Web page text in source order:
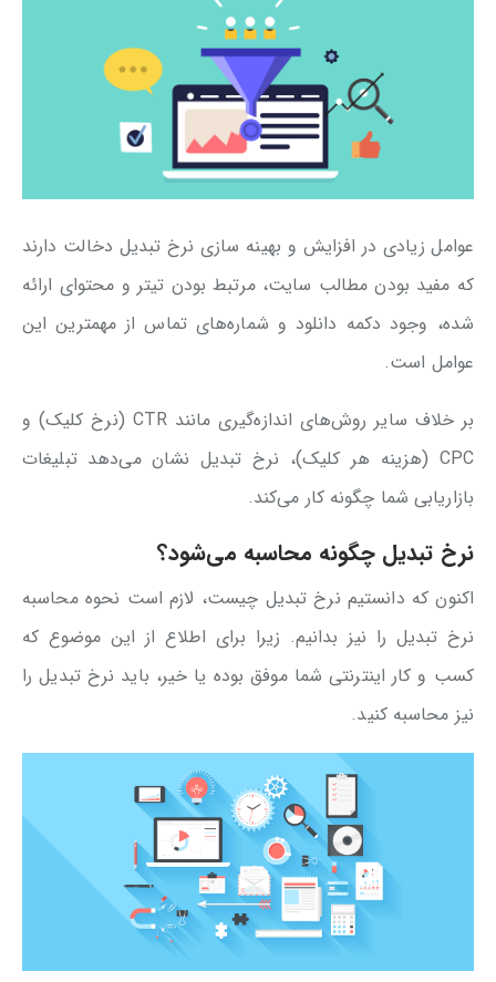
عوامل زیادی در افزایش و بهینه سازی نرخ تبدیل دخالت دارند
که مفید بودن مطالب سایت، مرتبط بودن تیتر و محتوای ارائه
شده، وجود دکمه‌ دانلود و شماره‌های تماس از مهمترین این
عوامل است.
بر خلاف سایر روش‌های اندازه‌گیری مانند CTR (نرخ کلیک) و
CPC (هزینه هر کلیک)، نرخ تبدیل نشان می‌دهد تبلیغات
بازاریابی شما چگونه کار می‌کند.
نرخ تبدیل چگونه محاسبه می‌شود؟
اکنون که دانستیم نرخ تبدیل چیست، لازم است نحوه محاسبه
نرخ تبدیل را نیز بدانیم. زیرا برای اطلاع از این موضوع که
کسب و کار اینترنتی شما موفق بوده یا خیر، باید نرخ تبدیل را
نیز محاسبه کنید.